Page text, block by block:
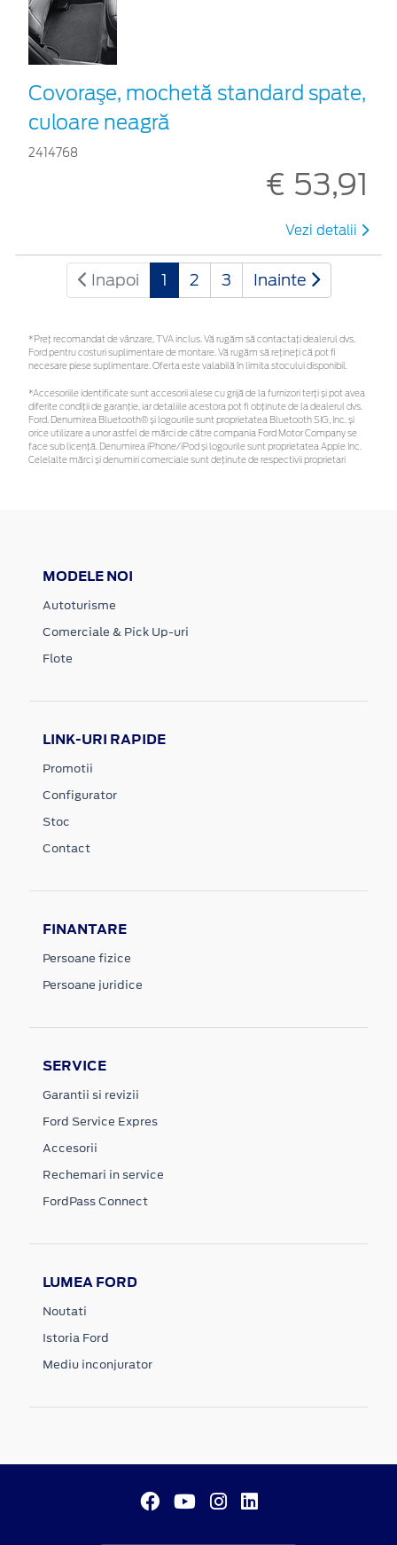
Covoraşe, mochetă standard spate,
culoare neagră
2414768
€ 53,91
Vezi detalii
Inapoi 1 2 3 Inainte
*Preţ recomandat de vânzare, TVA inclus. Vă rugăm să contactaţi dealerul dvs.
Ford pentru costuri suplimentare de montare. Vă rugăm să rețineți că pot fi
necesare piese suplimentare. Oferta este valabilă în limita stocului disponibil.
*Accesoriile identificate sunt accesorii alese cu grijă de la furnizori terți și pot avea
diferite condiții de garanție, iar detaliile acestora pot fi obținute de la dealerul dvs.
Ford. Denumirea Bluetooth® și logourile sunt proprietatea Bluetooth SIG, Inc. și
orice utilizare a unor astfel de mărci de către compania Ford Motor Company se
face sub licență. Denumirea iPhone/iPod și logourile sunt proprietatea Apple Inc.
Celelalte mărci și denumiri comerciale sunt deținute de respectivii proprietari
MODELE NOI
Autoturisme
Comerciale & Pick Up-uri
Flote
LINK-URI RAPIDE
Promotii
Configurator
Stoc
Contact
FINANTARE
Persoane fizice
Persoane juridice
SERVICE
Garantii si revizii
Ford Service Expres
Accesorii
Rechemari in service
FordPass Connect
LUMEA FORD
Noutati
Istoria Ford
Mediu inconjurator